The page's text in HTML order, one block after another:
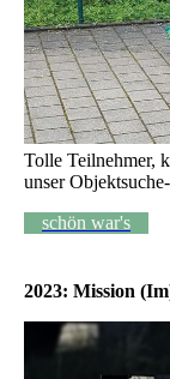
Tolle Teilnehmer,
unser
schön war's
2023: Mission